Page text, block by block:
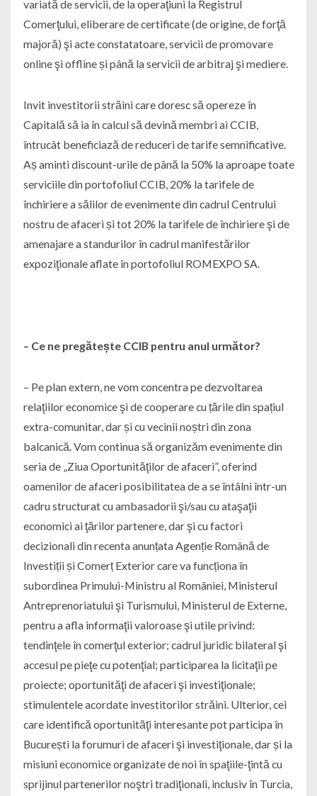
variată de servicii, de la operaţiuni la Registrul
Comerţului, eliberare de certificate (de origine, de forţă
majoră) şi acte constatatoare, servicii de promovare
online şi offline și până la servicii de arbitraj şi mediere.
Invit investitorii străini care doresc să opereze în
Capitală să ia în calcul să devină membri ai CCIB,
întrucât beneficiază de reduceri de tarife semnificative.
Aș aminti discount-urile de până la 50% la aproape toate
serviciile din portofoliul CCIB, 20% la tarifele de
închiriere a sălilor de evenimente din cadrul Centrului
nostru de afaceri și tot 20% la tarifele de închiriere şi de
amenajare a standurilor în cadrul manifestărilor
expoziţionale aflate în portofoliul ROMEXPO SA.
– Ce ne pregătește CCIB pentru anul următor?
– Pe plan extern, ne vom concentra pe dezvoltarea
relaţiilor economice şi de cooperare cu țările din spațiul
extra-comunitar, dar și cu vecinii noștri din zona
balcanică. Vom continua să organizăm evenimente din
seria de „Ziua Oportunităţilor de afaceri”, oferind
oamenilor de afaceri posibilitatea de a se întâlni într-un
cadru structurat cu ambasadorii şi/sau cu ataşaţii
economici ai ţărilor partenere, dar şi cu factori
decizionali din recenta anunțata Agenție Română de
Investiții și Comerț Exterior care va funcționa în
subordinea Primului-Ministru al României, Ministerul
Antreprenoriatului şi Turismului, Ministerul de Externe,
pentru a afla informaţii valoroase şi utile privind:
tendinţele în comerţul exterior; cadrul juridic bilateral şi
accesul pe pieţe cu potenţial; participarea la licitaţii pe
proiecte; oportunităţi de afaceri şi investiţionale;
stimulentele acordate investitorilor străini. Ulterior, cei
care identifică oportunităţi interesante pot participa în
București la forumuri de afaceri şi investiţionale, dar și la
misiuni economice organizate de noi în spaţiile-ţintă cu
sprijinul partenerilor noştri tradiţionali, inclusiv în Turcia,